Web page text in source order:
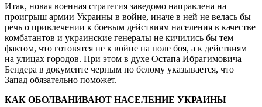
Итак, новая военная стратегия заведомо направлена на
проигрыш армии Украины в войне, иначе в ней не велась бы
речь о привлечении к боевым действиям населения в качестве
комбатантов и украинские генералы не кичились бы тем
фактом, что готовятся не к войне на поле боя, а к действиям
на улицах городов. При этом в духе Остапа Ибрагимовича
Бендера в документе черным по белому указывается, что
Запад обязательно поможет.
КАК ОБОЛВАНИВАЮТ НАСЕЛЕНИЕ УКРАИНЫ